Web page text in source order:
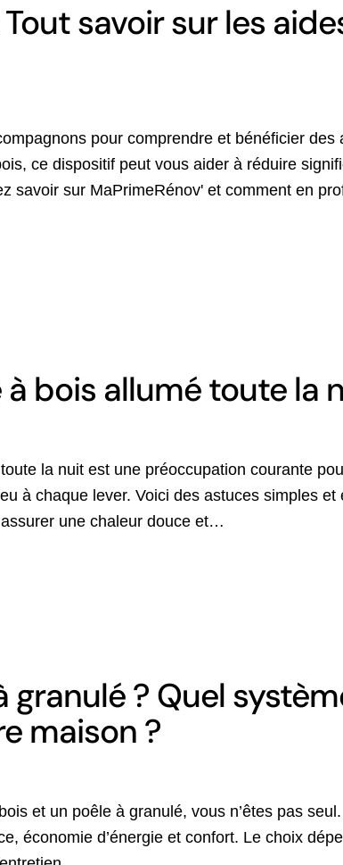
savoir sur les
pour comprendre et bénéficier
ce dispositif peut vous aider à réduire
savoir sur MaPrimeRénov' et comment en
bois allumé toute la
la nuit est une préoccupation courante
à chaque lever. Voici des astuces simples
une chaleur douce et…
granulé ? Quel
maison ?
et un poêle à granulé, vous n’êtes pas
économie d’énergie et confort. Le choix